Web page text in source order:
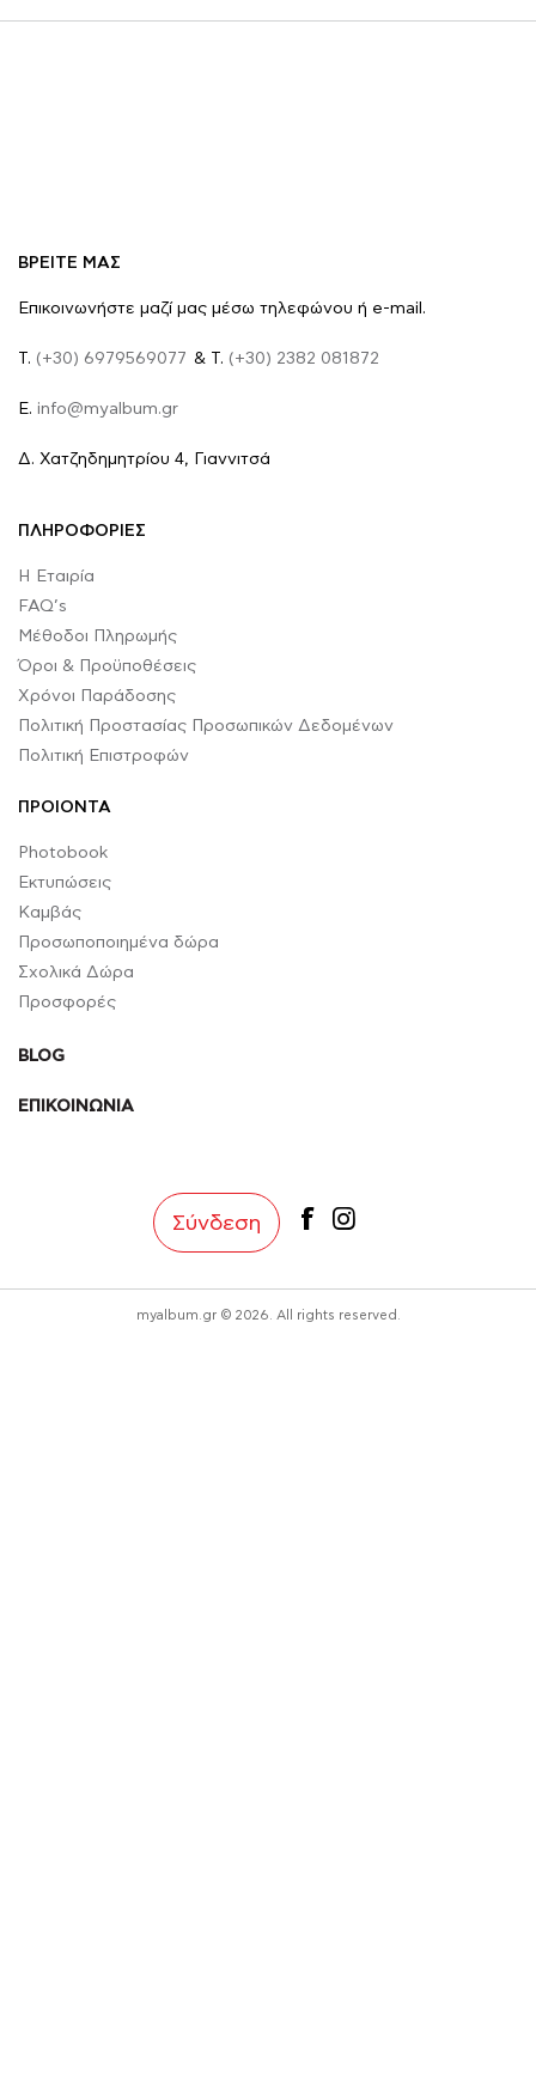
ΒΡΕΙΤΕ ΜΑΣ
Επικοινωνήστε μαζί μας μέσω τηλεφώνου ή e-mail.
Τ. (+30) 6979569077 & Τ. (+30) 2382 081872
E. info@myalbum.gr
Δ. Χατζηδημητρίου 4, Γιαννιτσά
ΠΛΗΡΟΦΟΡΙΕΣ
Η Εταιρία
FAQ’s
Μέθοδοι Πληρωμής
Όροι & Προϋποθέσεις
Χρόνοι Παράδοσης
Πολιτική Προστασίας Προσωπικών Δεδομένων
Πολιτική Επιστροφών
ΠΡΟΙΟΝΤΑ
Photobook
Εκτυπώσεις
Καμβάς
Προσωποποιημένα δώρα
Σχολικά Δώρα
Προσφορές
BLOG
ΕΠΙΚΟΙΝΩΝΙΑ
Σύνδεση facebook
myalbum.gr © 2026. All rights reserved.